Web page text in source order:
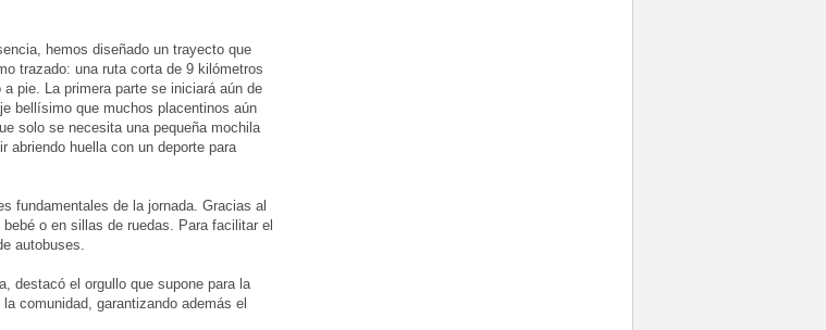
hemos diseñado un trayecto que
trazado: una ruta corta de 9 kilómetros
pie. La primera parte se iniciará aún de
bellísimo que muchos placentinos aún
solo se necesita una pequeña mochila
abriendo huella con un deporte para
fundamentales de la jornada. Gracias al
o en sillas de ruedas. Para facilitar el
autobuses.
destacó el orgullo que supone para la
comunidad, garantizando además el